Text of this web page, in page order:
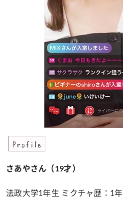
Profile
さあやさん（19才）
法政大学1年生 ミクチャ歴：1年